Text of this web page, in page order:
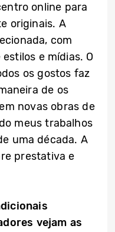
online para
originais. A
com
e mídias. O
os gostos faz
de os
novas obras de
meus trabalhos
uma década. A
prestativa e
vejam as